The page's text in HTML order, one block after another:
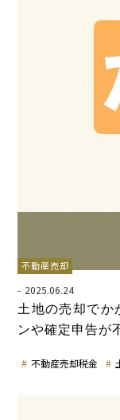
不動産売却
2025.06.24
土地の売却でか
ンや確定申告が
不動産売却税金